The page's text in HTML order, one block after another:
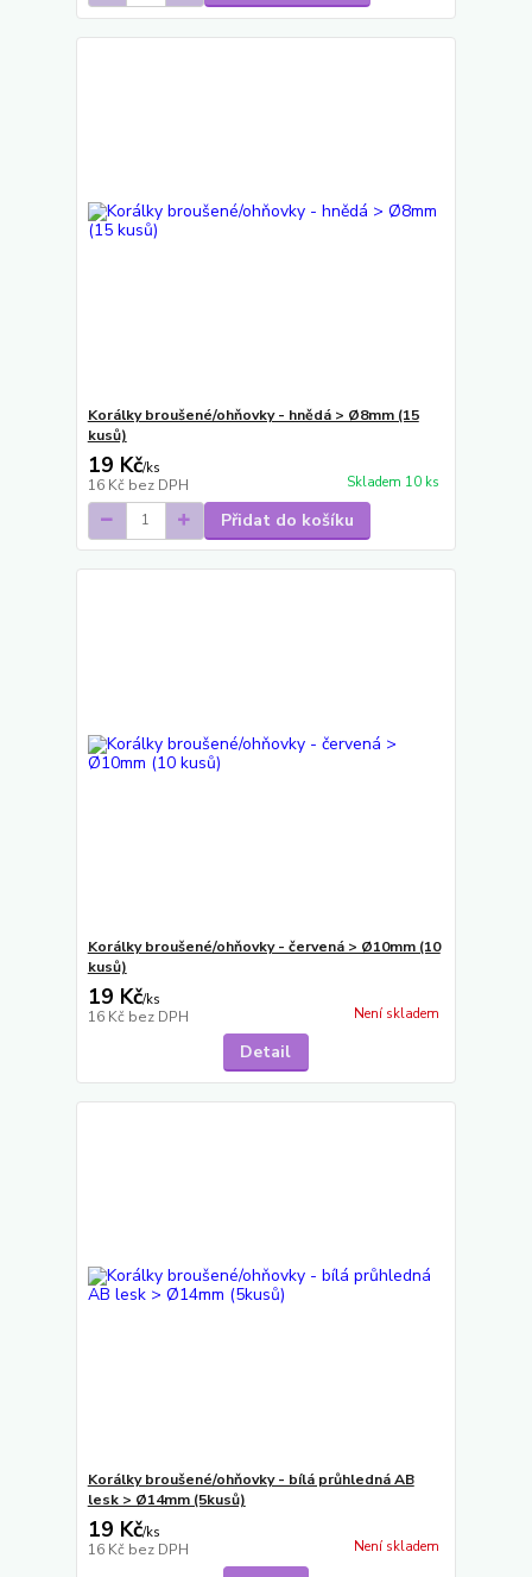
Korálky broušené/ohňovky - hnědá > Ø8mm (15
kusů)
19 Kč/ks
16 Kč bez DPH Skladem 10 ks
Přidat do košíku
Korálky broušené/ohňovky - červená > Ø10mm (10
kusů)
19 Kč/ks
16 Kč bez DPH Není skladem
Detail
Korálky broušené/ohňovky - bílá průhledná AB
lesk > Ø14mm (5kusů)
19 Kč/ks
16 Kč bez DPH Není skladem